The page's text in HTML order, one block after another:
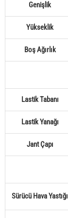
Genişlik
Yükseklik
Boş Ağırlık
Lastik Tabanı
Lastik Yanağı
Jant Çapı
Sürücü Hava Yastığı